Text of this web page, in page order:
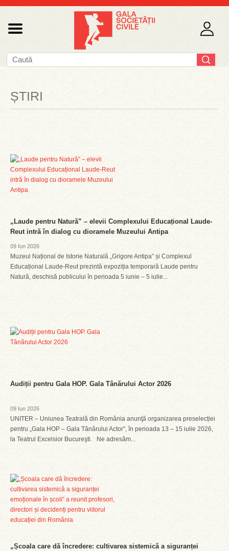
ȘTIRI
„Laude pentru Natură” – elevii Complexului Educațional Laude-
Reut intră în dialog cu dioramele Muzeului Antipa
09 Iun 2026
Muzeul Național de Istorie Naturală „Grigore Antipa” și Complexul
Educațional Laude-Reut prezintă expoziția temporară Laude pentru
Natură, deschisă publicului în perioada 5 iunie – 5 iulie...
Audiții pentru Gala HOP. Gala Tânărului Actor 2026
09 Iun 2026
UNITER – Uniunea Teatrală din România anunţă organizarea preselecției
pentru „Gala HOP – Gala Tânărului Actor”, în perioada 13 – 15 iulie 2026,
la Teatrul Excelsior Bucureşti. Ne adresăm...
„Școala care dă încredere: cultivarea sistemică a siguranței